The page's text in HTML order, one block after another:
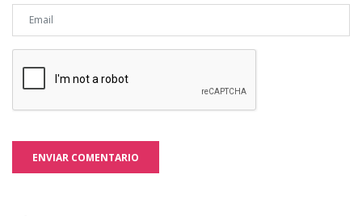
ENVIAR COMENTARIO